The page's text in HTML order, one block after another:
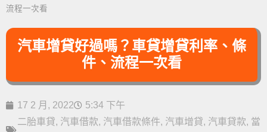
流程一次看
汽車增貸好過嗎？車貸增貸利率、條
件、流程一次看
17 2 月, 2022
5:34 下午
二胎車貸, 汽車借款, 汽車借款條件, 汽車增貸, 汽車貸款, 當